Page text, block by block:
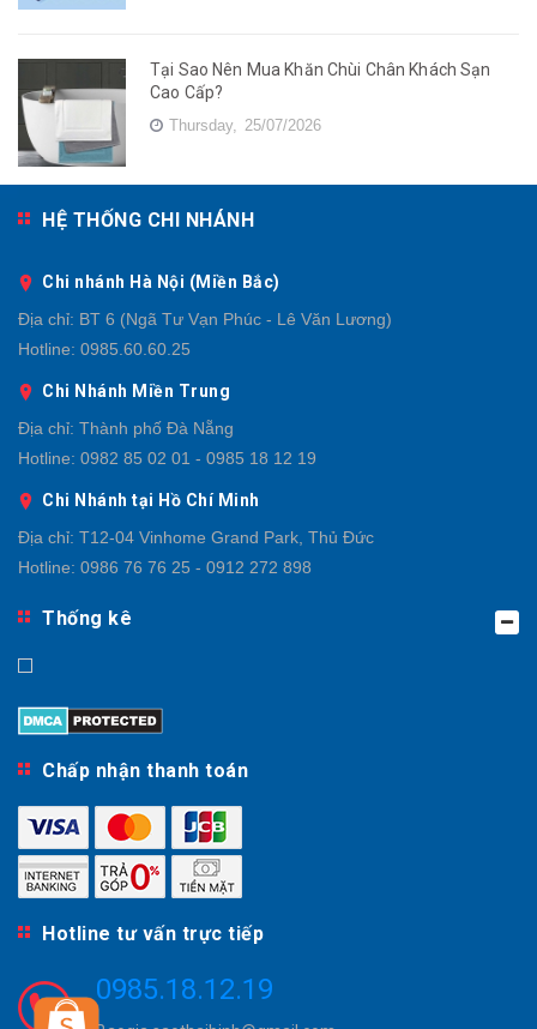
Tại Sao Nên Mua Khăn Chùi Chân Khách Sạn
Cao Cấp?
Thursday, 25/07/2026
HỆ THỐNG CHI NHÁNH
Chi nhánh Hà Nội (Miền Bắc)
Địa chỉ: BT 6 (Ngã Tư Vạn Phúc - Lê Văn Lương)
Hotline: 0985.60.60.25
Chi Nhánh Miền Trung
Địa chỉ: Thành phố Đà Nẵng
Hotline: 0982 85 02 01 - 0985 18 12 19
Chi Nhánh tại Hồ Chí Minh
Địa chỉ: T12-04 Vinhome Grand Park, Thủ Đức
Hotline: 0986 76 76 25 - 0912 272 898
Thống kê
Chấp nhận thanh toán
Hotline tư vấn trực tiếp
0985.18.12.19